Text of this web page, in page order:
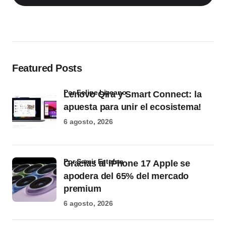
Featured Posts
Lenovo Qira y Smart Connect: la
apuesta para unir el ecosistema!
por Felipe Lizcano
6 agosto, 2026
Gracias al iPhone 17 Apple se
apodera del 65% del mercado
premium
por Samir Estefan
6 agosto, 2026